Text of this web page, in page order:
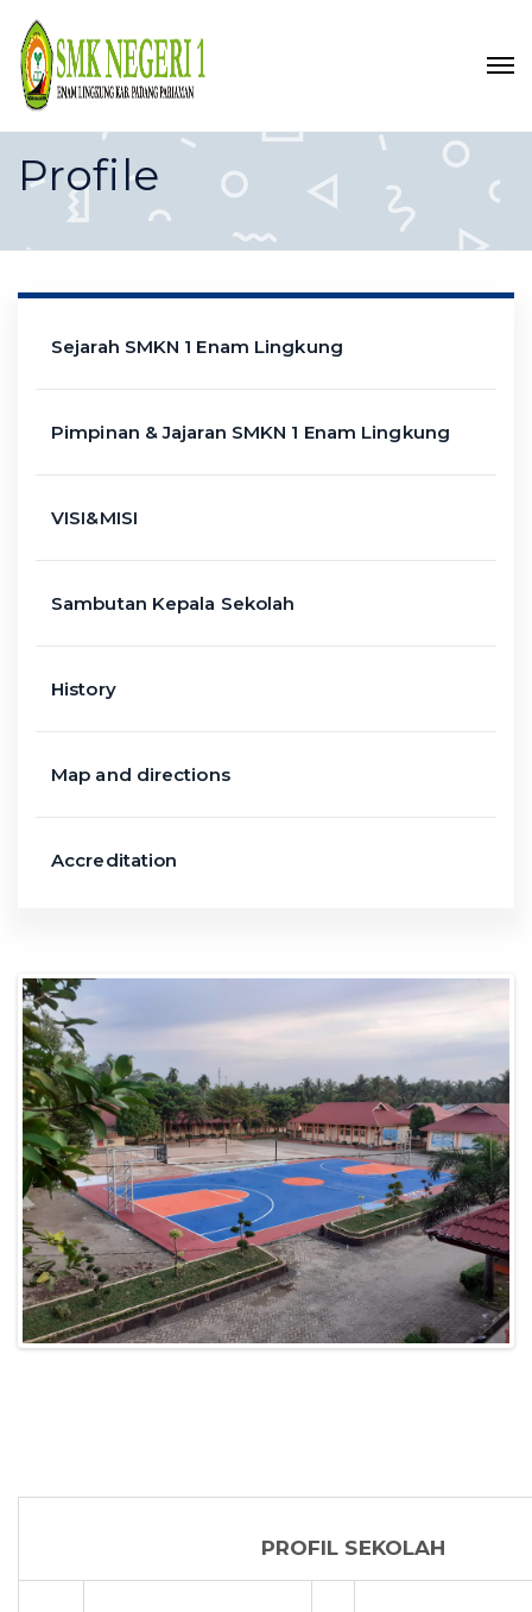
Profile
PROFIL SEKOLAH
Sejarah SMKN 1 Enam Lingkung
Pimpinan & Jajaran SMKN 1 Enam Lingkung
VISI&MISI
Sambutan Kepala Sekolah
History
Map and directions
Accreditation